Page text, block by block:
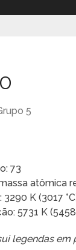
5
73
atômica
K (3017
5731 K (5458
legendas